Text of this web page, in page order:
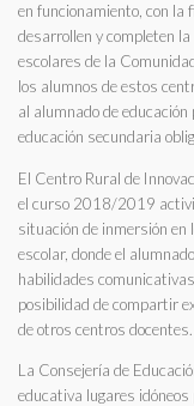
en funcionamiento, con
desarrollen y completen
escolares de la
los alumnos de estos
al alumnado de
educación secundaria
El Centro Rural de
el curso 2018/2019
situación de inmersión en
escolar, donde el
habilidades
posibilidad de compartir
de otros centros docentes.
La Consejería de
educativa lugares